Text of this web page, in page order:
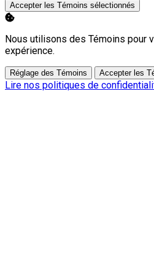
Accepter les Témoins sélectionnés
Nous utilisons des Témoins pour
expérience.
Réglage des Témoins Accepter les
Lire nos politiques de